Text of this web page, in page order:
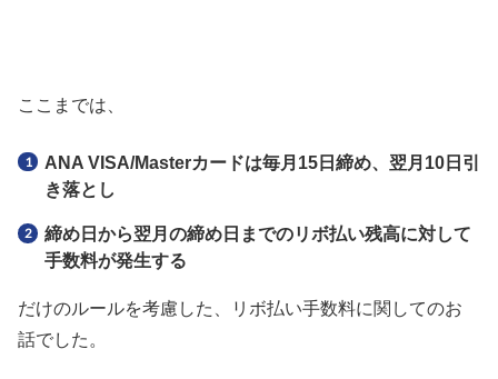
ここまでは、
ANA VISA/Masterカードは毎月15日締め、翌月10日引
き落とし
締め日から翌月の締め日までのリボ払い残高に対して
手数料が発生する
だけのルールを考慮した、リボ払い手数料に関してのお
話でした。